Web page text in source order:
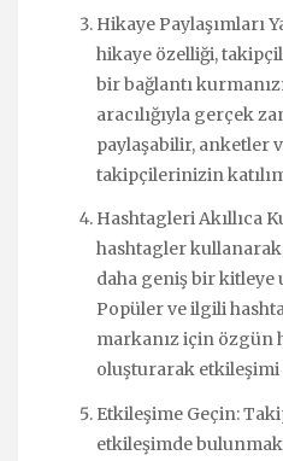
Hikaye Paylaşımları
hikaye özelliği,
bir bağlantı
aracılığıyla gerçek
paylaşabilir, anketler
takipçilerinizin
Hashtagleri Akıllıca
hashtagler kullanarak,
daha geniş bir kitleye
Popüler ve ilgili
markanız için özgün
oluşturarak
Etkileşime Geçin:
etkileşimde